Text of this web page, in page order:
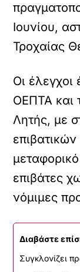
Ιουνίου,
Τροχαίας
Οι έλεγχοι
ΟΕΠΤΑ και
Λητής, με
επιβάτες
νόμιμες
Διαβάστε
Συγκλονίζει